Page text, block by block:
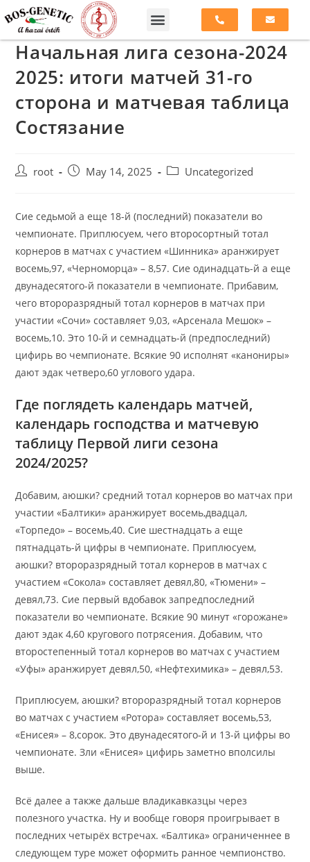
Начальная лига сезона-2024
2025: итоги матчей 31-го
сторона и матчевая таблица
Состязание
root May 14, 2025 Uncategorized
Сие седьмой а еще 18-й (последний) показатели во
чемпионате. Приплюсуем, чего второсортный тотал
корнеров в матчах с участием «Шинника» аранжирует
восемь,97, «Черноморца» – 8,57. Сие одинадцать-й а еще
двунадесятого-й показатели в чемпионате. Прибавим,
чего второразрядный тотал корнеров в матчах при
участии «Сочи» составляет 9,03, «Арсенала Мешок» –
восемь,10. Это 10-й и семнадцать-й (предпоследний)
цифирь во чемпионате. Всякие 90 исполнят «канониры»
дают эдак четверо,60 углового удара.
Где поглядеть календарь матчей,
календарь господства и матчевую
таблицу Первой лиги сезона
2024/2025?
Добавим, аюшки? средний тотал корнеров во матчах при
участии «Балтики» аранжирует восемь,двадцал,
«Торпедо» – восемь,40. Сие шестнадцать а еще
пятнадцать-й цифры в чемпионате. Приплюсуем,
аюшки? второразрядный тотал корнеров в матчах с
участием «Сокола» составляет девял,80, «Тюмени» –
девял,73. Сие первый вдобавок запредпоследний
показатели во чемпионате. Всякие 90 минут «горожане»
дают эдак 4,60 кругового потрясения. Добавим, что
второстепенный тотал корнеров во матчах с участием
«Уфы» аранжирует девял,50, «Нефтехимика» – девял,53.
Приплюсуем, аюшки? второразрядный тотал корнеров
во матчах с участием «Ротора» составляет восемь,53,
«Енисея» – 8,сорок. Это двунадесятого-й и 13-й цифры во
чемпионате. Зли «Енисея» цифирь заметно вполсилы
выше.
Всё далее а также дальше владикавказцы через
полезного участка. Ну и вообще говоря проигрывает в
последних четырёх встречах. «Балтика» ограниченнее в
следующем туре может оформить ранное чемпионство.